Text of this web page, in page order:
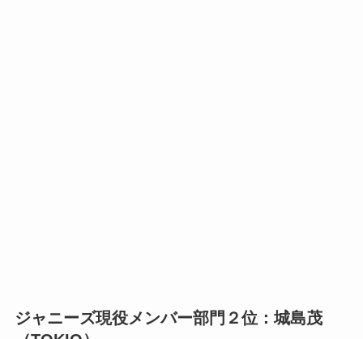
ジャニーズ現役メンバー部門２位：城島茂